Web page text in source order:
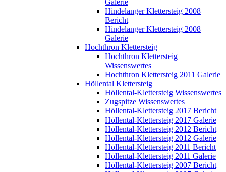
Galerie
Hindelanger Klettersteig 2008
Bericht
Hindelanger Klettersteig 2008
Galerie
Hochthron Klettersteig
Hochthron Klettersteig
Wissenswertes
Hochthron Klettersteig 2011 Galerie
Höllental Klettersteig
Höllental-Klettersteig Wissenswertes
Zugspitze Wissenswertes
Höllental-Klettersteig 2017 Bericht
Höllental-Klettersteig 2017 Galerie
Höllental-Klettersteig 2012 Bericht
Höllental-Klettersteig 2012 Galerie
Höllental-Klettersteig 2011 Bericht
Höllental-Klettersteig 2011 Galerie
Höllental-Klettersteig 2007 Bericht